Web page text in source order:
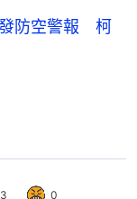
防空警報 柯
0